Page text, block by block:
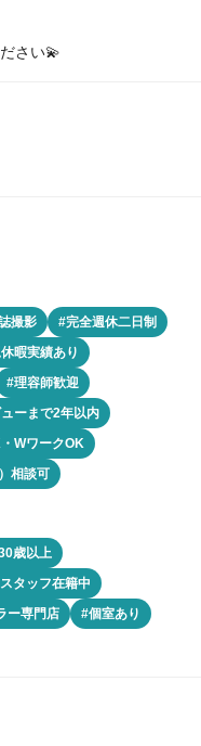
さい💫
撮影
#完全週休二日制
暇実績あり
#理容師歓迎
ーまで2年以内
WワークOK
相談可
歳以上
タッフ在籍中
ー専門店
#個室あり